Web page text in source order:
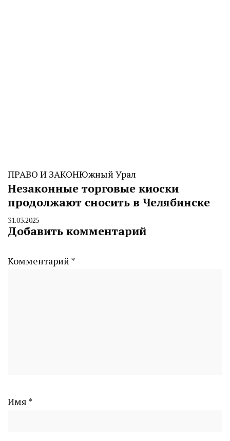
ПРАВО И ЗАКОНЮжный Урал
Незаконные торговые киоски
продолжают сносить в Челябинске
By
CHELINDUSTRY
31.03.2025
Добавить комментарий
Комментарий *
Имя *